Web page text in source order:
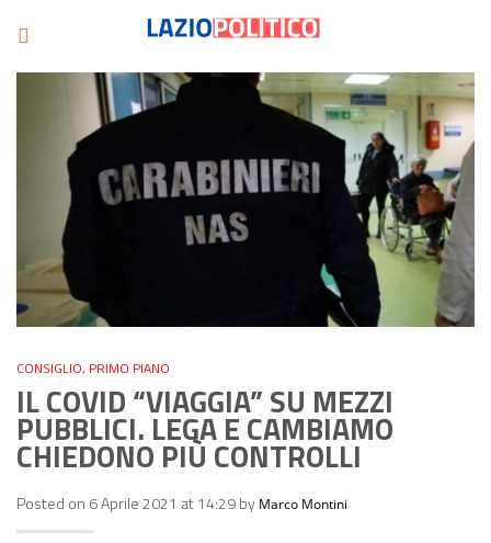
CONSIGLIO, PRIMO PIANO
IL COVID “VIAGGIA” SU MEZZI
PUBBLICI. LEGA E CAMBIAMO
CHIEDONO PIÙ CONTROLLI
Posted on 6 Aprile 2021 at 14:29 by Marco Montini